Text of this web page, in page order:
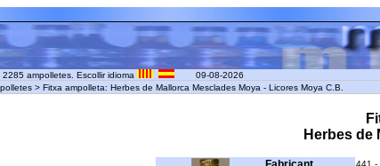
ampolletes. Escollir idioma
09-08-2026
> Fitxa ampolleta: Herbes de Mallorca Mesclades Moya - Licores Moya C.B.
Herbes de
441 -